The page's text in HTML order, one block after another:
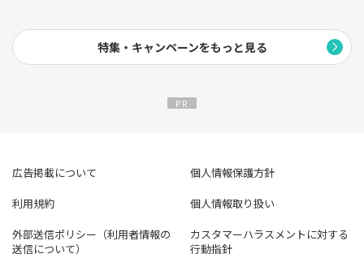
特集・キャンペーンをもっと見る
広告掲載について
個人情報保護方針
利用規約
個人情報取り扱い
外部送信ポリシー（利用者情報の
送信について）
カスタマーハラスメントに対する
行動指針